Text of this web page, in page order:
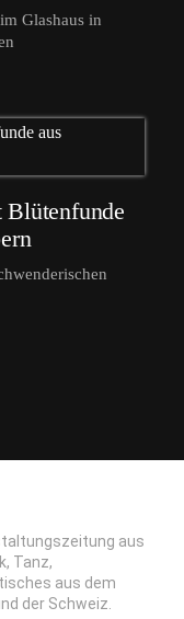
Glashaus in
Blütenfunde
aus
Tanz,
aus dem
der Schweiz.